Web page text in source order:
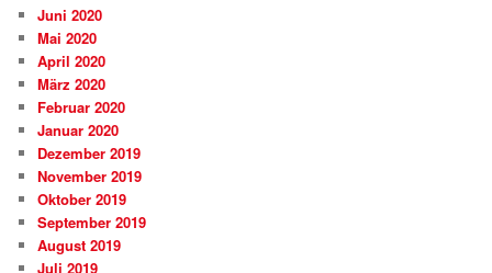
Juni 2020
Mai 2020
April 2020
März 2020
Februar 2020
Januar 2020
Dezember 2019
November 2019
Oktober 2019
September 2019
August 2019
Juli 2019